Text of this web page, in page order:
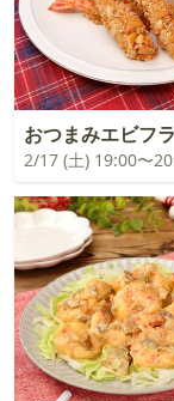
おつまみエビフ
2/17 (土) 19:00〜